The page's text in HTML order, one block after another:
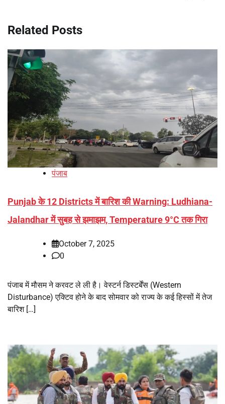
Related Posts
पंजाब
Punjab के 12 Districts में बारिश की Warning: Ludhiana-
Jalandhar में सुबह से झमाझम, Temperature 9°C तक गिरा
October 7, 2025
0
पंजाब में मौसम ने करवट ले ली है। वेस्टर्न डिस्टर्बेंस (Western
Disturbance) एक्टिव होने के बाद सोमवार को राज्य के कई हिस्सों में तेज
बारिश […]